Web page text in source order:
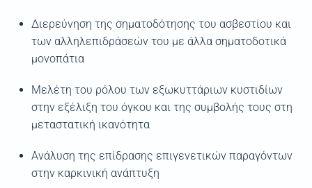
Διερεύνηση της σηματοδότησης του ασβεστίου και
των αλληλεπιδράσεών του με άλλα σηματοδοτικά
μονοπάτια
Μελέτη του ρόλου των εξωκυττάριων κυστιδίων
στην εξέλιξη του όγκου και της συμβολής τους στη
μεταστατική ικανότητα
Ανάλυση της επίδρασης επιγενετικών παραγόντων
στην καρκινική ανάπτυξη